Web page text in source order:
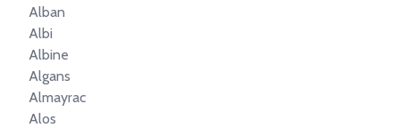
Alban
Albi
Albine
Algans
Almayrac
Alos